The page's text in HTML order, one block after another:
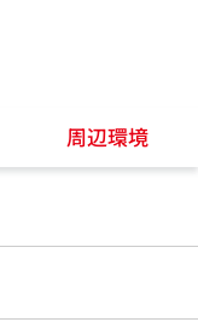
周辺環境